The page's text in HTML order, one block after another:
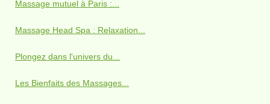
Massage mutuel à Paris :...
Massage Head Spa : Relaxation...
Plongez dans l'univers du...
Les Bienfaits des Massages...